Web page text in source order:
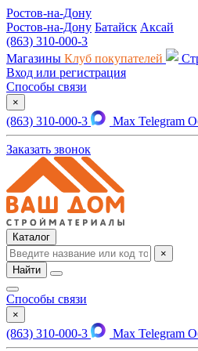
Ростов-на-Дону
Ростов-на-Дону Батайск Аксай
(863) 310-000-3
Магазины Клуб покупателей
Вход или регистрация
Способы связи
×
(863) 310-000-3 Max Telegram
Заказать звонок
Каталог
×
Найти
Способы связи
×
(863) 310-000-3 Max Telegram